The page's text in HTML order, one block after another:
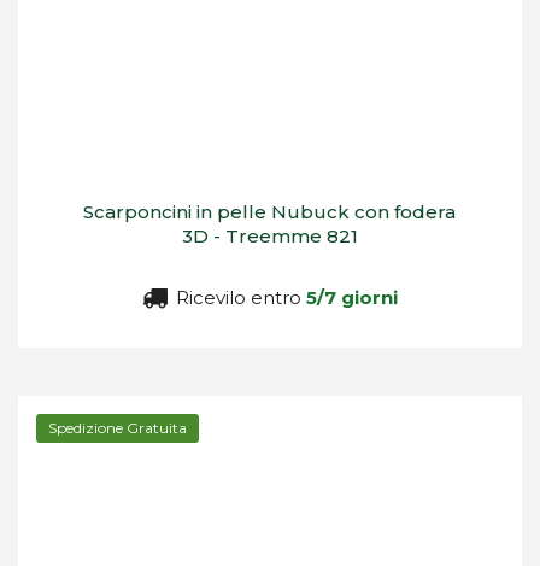
Scarponcini in pelle Nubuck con fodera
3D - Treemme 821
Ricevilo entro 5/7 giorni
Spedizione Gratuita